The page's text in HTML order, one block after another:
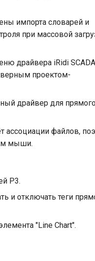
импорта словарей и
при массовой
драйвера iRidi SCADA
проектом-
драйвер для
ассоциации файлов,
мыши.
P3.
и отключать теги
"Line Chart".